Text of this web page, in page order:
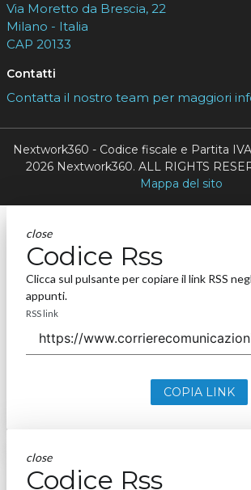
Via Moretto da Brescia, 22
Milano - Italia
CAP 20133
Contatti
Contatta il nostro team per maggiori
Nextwork360 - Codice fiscale e Partita
2026 Nextwork360. ALL RIGHTS
Mappa del sito
close
Codice Rss
Clicca sul pulsante per copiare il link RSS
appunti.
RSS link
COPIA LINK
close
Codice Rss